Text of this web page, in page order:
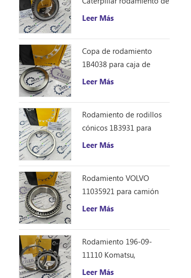
rodillos cónicos 1B4043
ZHZB acero
Leer Más
Copa de rodamiento
1B4038 para caja de
engranajes del
de la motoniveladora
Leer Más
Rodamiento de rodillos
cónicos 1B3931 para
motoniveladora
140B repuestos
Leer Más
Rodamiento VOLVO
11035921 para camión
volquete articulado
Leer Más
Rodamiento 196-09-
11110 Komatsu,
repuestos para
Leer Más